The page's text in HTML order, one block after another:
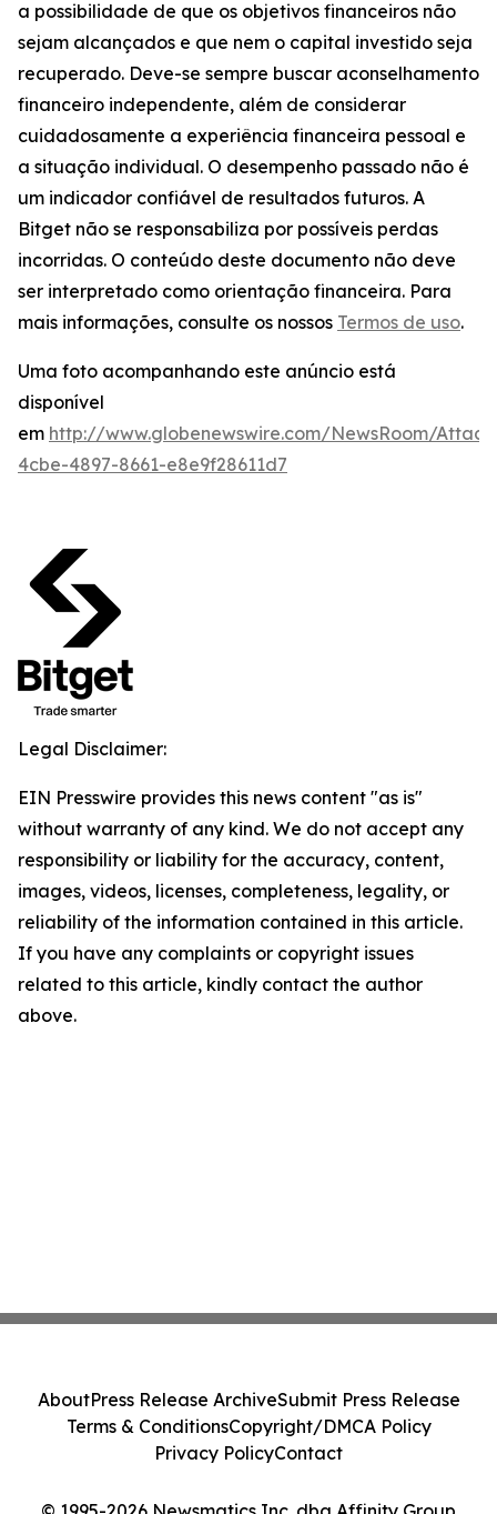
a possibilidade de que os objetivos financeiros não
sejam alcançados e que nem o capital investido seja
recuperado. Deve-se sempre buscar aconselhamento
financeiro independente, além de considerar
cuidadosamente a experiência financeira pessoal e
a situação individual. O desempenho passado não é
um indicador confiável de resultados futuros. A
Bitget não se responsabiliza por possíveis perdas
incorridas. O conteúdo deste documento não deve
ser interpretado como orientação financeira. Para
mais informações, consulte os nossos Termos de uso.
Uma foto acompanhando este anúncio está
disponível
em http://www.globenewswire.com/NewsRoom/
4cbe-4897-8661-e8e9f28611d7
Legal Disclaimer:
EIN Presswire provides this news content "as is"
without warranty of any kind. We do not accept any
responsibility or liability for the accuracy, content,
images, videos, licenses, completeness, legality, or
reliability of the information contained in this article.
If you have any complaints or copyright issues
related to this article, kindly contact the author
above.
AboutPress Release ArchiveSubmit Press Release
Terms & ConditionsCopyright/DMCA Policy
Privacy PolicyContact